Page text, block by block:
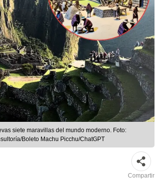
siete maravillas del mundo moderno. Foto:
Boleto Machu Picchu/ChatGPT
Compartir